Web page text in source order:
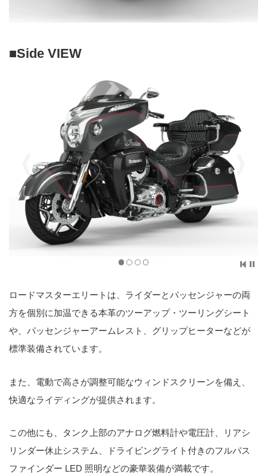
■Side VIEW
ロードマスターエリートは、ライダーとパッセンジャーの両
方を個別に加温できる本革のツーアップ・ツーリングシート
や、パッセンジャーアームレスト、グリップヒーターなどが
標準装備されています。
また、電動で高さが調整可能なウィンドスクリーンを備え、
快適なライディングが提供されます。
この他にも、タンク上部のアナログ燃料計や電圧計、リアシ
リンダー休止システム、ドライビングライト付きのフルパス
ファインダー LED 照明などの豪華装備が満載です。